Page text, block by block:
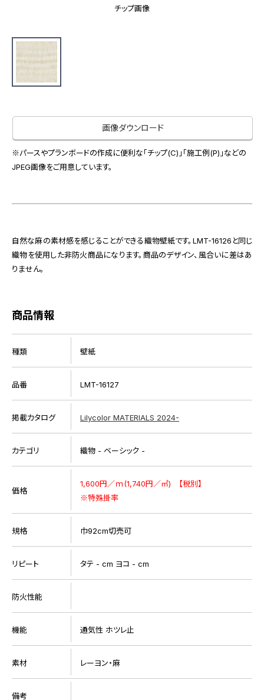
仙台ショールーム
札幌ショールーム
動画一覧
お手入れ便利帳
お役立ち資料
お問い合わせ（一般のお客様）
非住宅案件に関するお問い合わせ
インテリア事業
スペースソリューション事業
オフィスソリューション事業
ファシリティソリューション事業
会社情報
会社情報
お知らせ プライバシーポリシーサイトマップ関連団体リンク集
チップ画像
画像ダウンロード
※パースやプランボードの作成に便利な「チップ(C)」「施工例(P)」などの
JPEG画像をご用意しています。
自然な麻の素材感を感じることができる織物壁紙です。LMT-16126と同じ
織物を使用した非防火商品になります。商品のデザイン、風合いに差はあ
りません。
商品情報
種類 壁紙
品番 LMT-16127
掲載カタログ Lilycolor MATERIALS 2024-
カテゴリ 織物 - ベーシック -
価格
1,600円／ｍ(1,740円／㎡) 【税別】
※特殊掛率
規格 巾92cm切売可
リピート タテ - cm ヨコ - cm
防火性能
機能 通気性 ホツレ止
素材 レーヨン・麻
備考